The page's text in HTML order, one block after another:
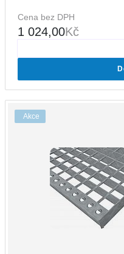
Cena bez DPH
1 024,00Kč
Akce